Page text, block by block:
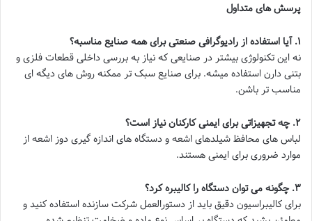
پرسش های متداول
۱.آیا استفاده از رادیوگرافی صنعتی برای همه صنایع مناسبه؟
نه این تکنولوژی بیشتر در صنایعی که نیاز به بررسی داخلی قطعات فلزی و
بتنی دارن استفاده میشه. برای صنایع سبک تر ممکنه روش های دیگه ای
مناسب تر باشن.
۲.چه تجهیزاتی برای ایمنی کارکنان نیاز است؟
لباس های محافظ شیلدهای اشعه و دستگاه های اندازه گیری دوز اشعه از
موارد ضروری برای ایمنی هستند.
۳.چگونه می توان دستگاه را کالیبره کرد؟
برای کالیبراسیون دقیق باید از دستورالعمل شرکت سازنده استفاده کنید و